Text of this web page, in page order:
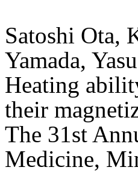
Satoshi Ota,
Yamada,
Heating
their
The 31st
Medicine,